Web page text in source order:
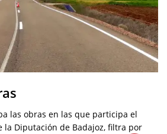
las obras en las que participa el
la Diputación de Badajoz, filtra por